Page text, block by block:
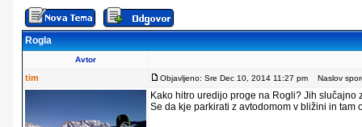
Rogla
Avtor
tim Objavljeno: Sre Dec 10, 2014 11:27 pm Naslov
Kako hitro uredijo proge na Rogli? Jih slučajno
Se da kje parkirati z avtodomom v bližini in tam